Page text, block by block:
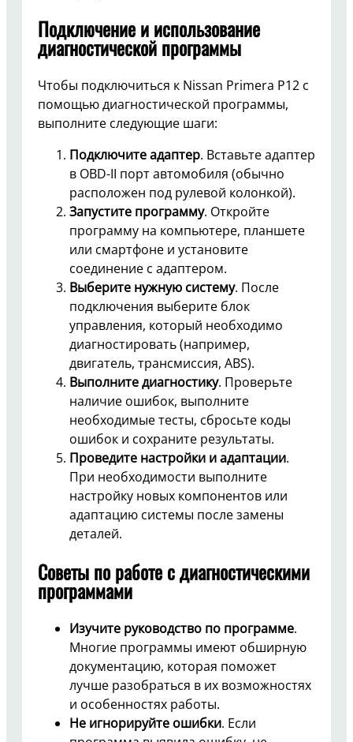
Подключение и использование
диагностической программы
Чтобы подключиться к Nissan Primera P12 с
помощью диагностической программы,
выполните следующие шаги:
Подключите адаптер. Вставьте адаптер
в OBD-II порт автомобиля (обычно
расположен под рулевой колонкой).
Запустите программу. Откройте
программу на компьютере, планшете
или смартфоне и установите
соединение с адаптером.
Выберите нужную систему. После
подключения выберите блок
управления, который необходимо
диагностировать (например,
двигатель, трансмиссия, ABS).
Выполните диагностику. Проверьте
наличие ошибок, выполните
необходимые тесты, сбросьте коды
ошибок и сохраните результаты.
Проведите настройки и адаптации.
При необходимости выполните
настройку новых компонентов или
адаптацию системы после замены
деталей.
Советы по работе с диагностическими
программами
Изучите руководство по программе.
Многие программы имеют обширную
документацию, которая поможет
лучше разобраться в их возможностях
и особенностях работы.
Не игнорируйте ошибки. Если